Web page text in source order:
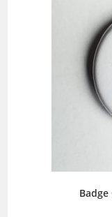
Badge